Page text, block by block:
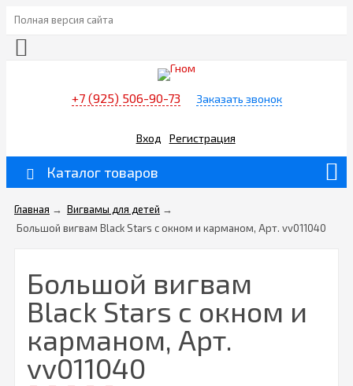
Полная версия сайта
+7 (925) 506-90-73 Заказать звонок
Вход Регистрация
Каталог товаров
Главная → Вигвамы для детей →
Большой вигвам Black Stars с окном и карманом, Арт. vv011040
Большой вигвам
Black Stars с окном и
карманом, Арт.
vv011040